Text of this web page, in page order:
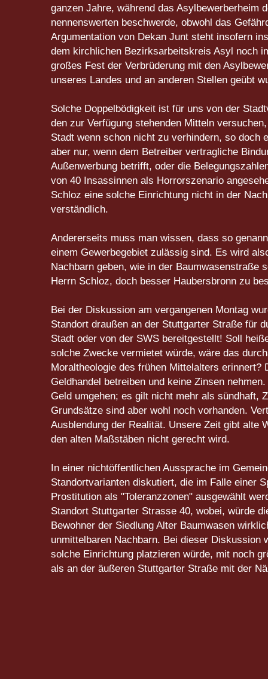
ganzen Jahre, während das Asylbewerberheim
nennenswerten beschwerde, obwohl das
Argumentation von Dekan Junt steht insofern
dem kirchlichen Bezirksarbeitskreis Asyl noch
großes Fest der Verbrüderung mit den
unseres Landes und an anderen Stellen geübt
Solche Doppelbödigkeit ist für uns von der
den zur Verfügung stehenden Mitteln
Stadt wenn schon nicht zu verhindern, so
aber nur, wenn dem Betreiber vertragliche
Außenwerbung betrifft, oder die
von 40 Insassinnen als Horrorszenario
Schloz eine solche Einrichtung nicht in der
verständlich.
Andererseits muss man wissen, dass so
einem Gewerbegebiet zulässig sind. Es wird
Nachbarn geben, wie in der Baumwasenstraße
Herrn Schloz, doch besser Haubersbronn zu
Bei der Diskussion am vergangenen Montag
Standort draußen an der Stuttgarter Straße für
Stadt oder von der SWS bereitgestellt! Soll
solche Zwecke vermietet würde, wäre das
Moraltheologie des frühen Mittelalters
Geldhandel betreiben und keine Zinsen
Geld umgehen; es gilt nicht mehr als sündhaft,
Grundsätze sind aber wohl noch vorhanden.
Ausblendung der Realität. Unsere Zeit gibt alte
den alten Maßstäben nicht gerecht wird.
In einer nichtöffentlichen Aussprache im
Standortvarianten diskutiert, die im Falle einer
Prostitution als "Toleranzzonen" ausgewählt
Standort Stuttgarter Strasse 40, wobei, würde
Bewohner der Siedlung Alter Baumwasen
unmittelbaren Nachbarn. Bei dieser Diskussion
solche Einrichtung platzieren würde, mit noch
als an der äußeren Stuttgarter Straße mit der